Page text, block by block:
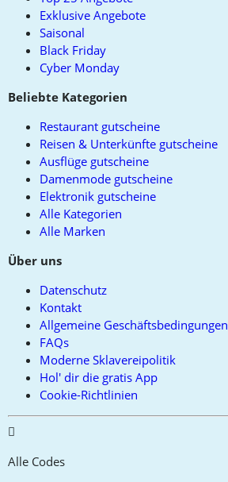
Exklusive Angebote
Saisonal
Black Friday
Cyber Monday
Beliebte Kategorien
Restaurant gutscheine
Reisen & Unterkünfte gutscheine
Ausflüge gutscheine
Damenmode gutscheine
Elektronik gutscheine
Alle Kategorien
Alle Marken
Über uns
Datenschutz
Kontakt
Allgemeine Geschäftsbedingungen
FAQs
Moderne Sklavereipolitik
Hol' dir die gratis App
Cookie-Richtlinien
Alle Codes